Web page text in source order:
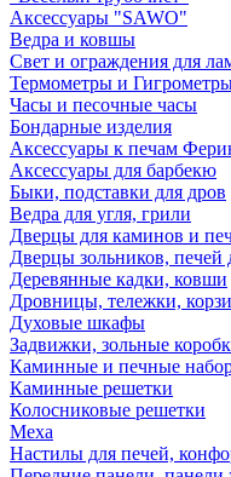
Аксессуары "SAWO"
Ведра и ковшы
Свет и ограждения для
Термометры и
Часы и песочные часы
Бондарные изделия
Аксессуары к печам
Аксессуары для барбекю
Быки, подставки для дров
Ведра для угля, грили
Дверцы для каминов и
Дверцы зольников, печей
Деревянные кадки, ковши
Дровницы, тележки,
Духовые шкафы
Задвижки, зольные
Каминные и печные
Каминные решетки
Колосниковые решетки
Меха
Настилы для печей,